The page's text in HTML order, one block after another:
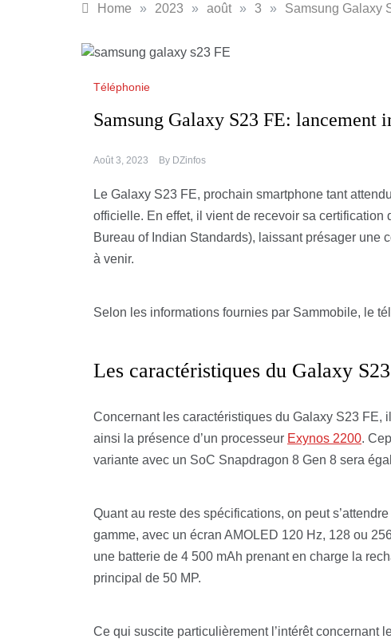
Home » 2023 » août » 3 » Samsung Galaxy
Téléphonie
Samsung Galaxy S23 FE: lancement
Août 3, 2023 By DZinfos
Le Galaxy S23 FE, prochain smartphone tant
officielle. En effet, il vient de recevoir sa certification
Bureau of Indian Standards), laissant présager
à venir.
Selon les informations fournies par Sammobile, le
Les caractéristiques du Galaxy
Concernant les caractéristiques du Galaxy S23 FE,
ainsi la présence d’un processeur Exynos 2200.
variante avec un SoC Snapdragon 8 Gen 8 sera
Quant au reste des spécifications, on peut
gamme, avec un écran AMOLED 120 Hz, 128 ou
une batterie de 4 500 mAh prenant en charge la
principal de 50 MP.
Ce qui suscite particulièrement l’intérêt concernant